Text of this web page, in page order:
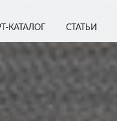
КАТАЛОГ СТАТЬИ